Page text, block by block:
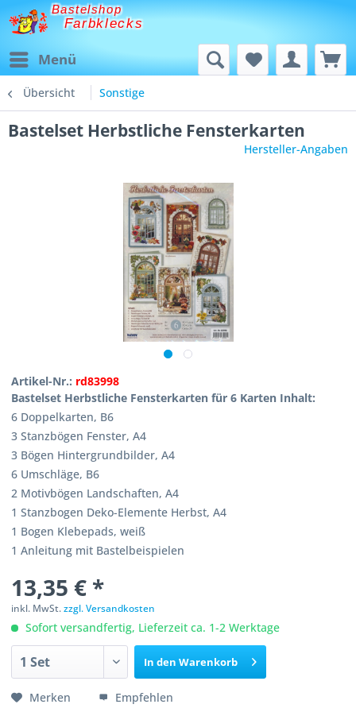
Bastelshop
Farbklecks
Menü
Übersicht Sonstige
Bastelset Herbstliche Fensterkarten
Hersteller-Angaben
Artikel-Nr.: rd83998
Bastelset Herbstliche Fensterkarten für 6 Karten Inhalt:
6 Doppelkarten, B6
3 Stanzbögen Fenster, A4
3 Bögen Hintergrundbilder, A4
6 Umschläge, B6
2 Motivbögen Landschaften, A4
1 Stanzbogen Deko-Elemente Herbst, A4
1 Bogen Klebepads, weiß
1 Anleitung mit Bastelbeispielen
13,35 € *
inkl. MwSt.zzgl. Versandkosten
Sofort versandfertig, Lieferzeit ca. 1-2 Werktage
In den Warenkorb
Merken Empfehlen